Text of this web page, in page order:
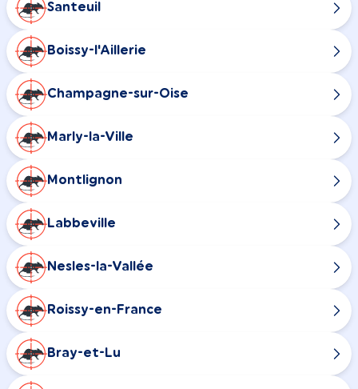
Santeuil
Boissy-l'Aillerie
Champagne-sur-Oise
Marly-la-Ville
Montlignon
Labbeville
Nesles-la-Vallée
Roissy-en-France
Bray-et-Lu